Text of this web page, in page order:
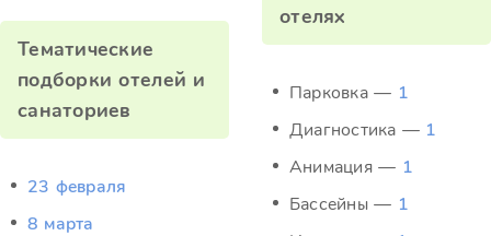
Тематические
подборки отелей и
санаториев
23 февраля
8 марта
отелях
Парковка — 1
Диагностика — 1
Анимация — 1
Бассейны — 1